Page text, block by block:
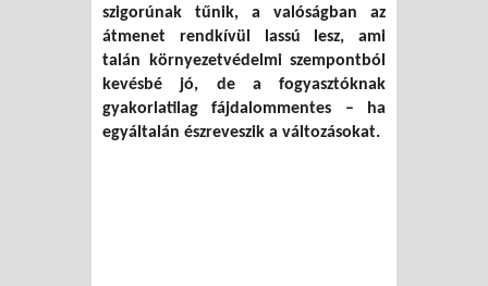
szigorúnak tűnik, a valóságban az
átmenet rendkívül lassú lesz, ami
talán környezetvédelmi szempontból
kevésbé jó, de a fogyasztóknak
gyakorlatilag fájdalommentes – ha
egyáltalán észreveszik a változásokat.